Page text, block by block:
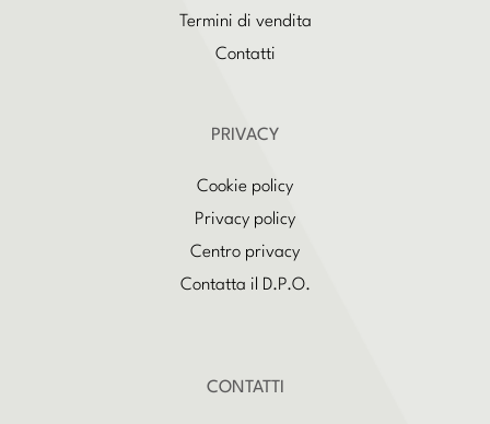
Termini di vendita
Contatti
PRIVACY
Cookie policy
Privacy policy
Centro privacy
Contatta il D.P.O.
CONTATTI